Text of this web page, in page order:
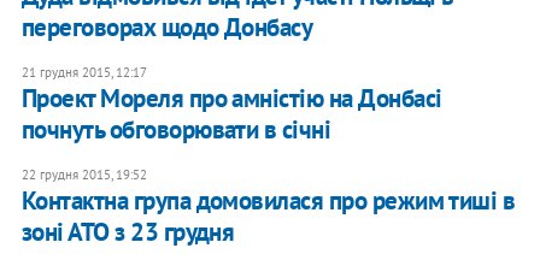
переговорах щодо Донбасу
21 грудня 2015, 12:17
Проект Мореля про амністію на Донбасі
почнуть обговорювати в січні
22 грудня 2015, 19:52
Контактна група домовилася про режим тиші в
зоні АТО з 23 грудня